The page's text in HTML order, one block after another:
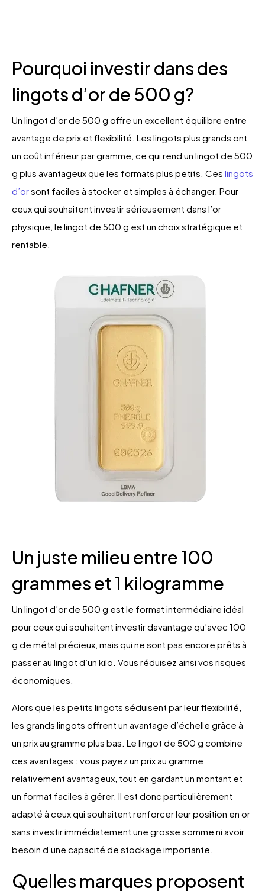
Pourquoi investir dans des
lingots d’or de 500 g?
Un lingot d’or de 500 g offre un excellent équilibre entre
avantage de prix et flexibilité. Les lingots plus grands ont
un coût inférieur par gramme, ce qui rend un lingot de 500
g plus avantageux que les formats plus petits. Ces lingots
d’orsont faciles à stocker et simples à échanger. Pour
ceux qui souhaitent investir sérieusement dans l’or
physique, le lingot de 500 g est un choix stratégique et
rentable.
Un juste milieu entre 100
grammes et 1 kilogramme
Un lingot d’or de 500 g est le format intermédiaire idéal
pour ceux qui souhaitent investir davantage qu’avec 100
g de métal précieux, mais qui ne sont pas encore prêts à
passer au lingot d’un kilo. Vous réduisez ainsi vos risques
économiques.
Alors que les petits lingots séduisent par leur flexibilité,
les grands lingots offrent un avantage d’échelle grâce à
un prix au gramme plus bas. Le lingot de 500 g combine
ces avantages : vous payez un prix au gramme
relativement avantageux, tout en gardant un montant et
un format faciles à gérer. Il est donc particulièrement
adapté à ceux qui souhaitent renforcer leur position en or
sans investir immédiatement une grosse somme ni avoir
besoin d’une capacité de stockage importante.
Quelles marques proposent